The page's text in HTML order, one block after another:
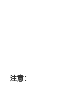
注意：